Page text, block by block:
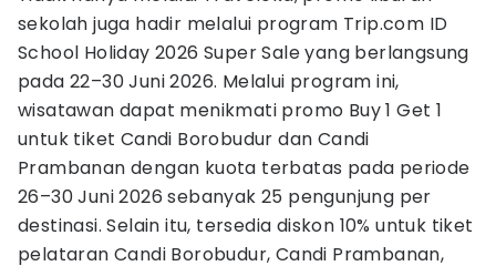
sekolah juga hadir melalui program Trip.com ID
School Holiday 2026 Super Sale yang berlangsung
pada 22–30 Juni 2026. Melalui program ini,
wisatawan dapat menikmati promo Buy 1 Get 1
untuk tiket Candi Borobudur dan Candi
Prambanan dengan kuota terbatas pada periode
26–30 Juni 2026 sebanyak 25 pengunjung per
destinasi. Selain itu, tersedia diskon 10% untuk tiket
pelataran Candi Borobudur, Candi Prambanan,